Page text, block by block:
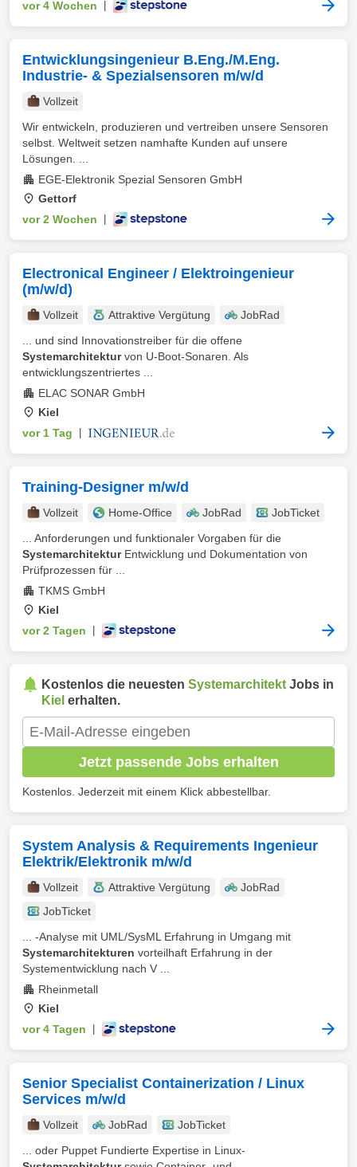
vor 4 Wochen
Entwicklungsingenieur B.Eng./M.Eng.
Industrie- & Spezialsensoren m/w/d
Vollzeit
Wir entwickeln, produzieren und vertreiben unsere Sensoren
selbst. Weltweit setzen namhafte Kunden auf unsere
Lösungen. ...
EGE-Elektronik Spezial Sensoren GmbH
Gettorf
vor 2 Wochen
Electronical Engineer / Elektroingenieur
(m/w/d)
Vollzeit Attraktive Vergütung
JobRad
... und sind Innovationstreiber für die offene
Systemarchitekturvon U-Boot-Sonaren. Als
entwicklungszentriertes ...
ELAC SONAR GmbH
Kiel
vor 1 Tag
Training-Designer m/w/d
Vollzeit Home-Office JobRad
JobTicket
... Anforderungen und funktionaler Vorgaben für die
SystemarchitekturEntwicklung und Dokumentation von
Prüfprozessen für ...
TKMS GmbH
Kiel
vor 2 Tagen
Kostenlos die neuesten Systemarchitekt Jobs in
Kiel erhalten.
Jetzt passende Jobs erhalten
Kostenlos. Jederzeit mit einem Klick abbestellbar.
System Analysis & Requirements Ingenieur
Elektrik/Elektronik m/w/d
Vollzeit Attraktive Vergütung
JobRad
JobTicket
... -Analyse mit UML/SysML Erfahrung in Umgang mit
Systemarchitekturen vorteilhaft Erfahrung in der
Systementwicklung nach V ...
Rheinmetall
Kiel
vor 4 Tagen
Senior Specialist Containerization / Linux
Services m/w/d
Vollzeit JobRad
JobTicket
... oder Puppet Fundierte Expertise in Linux-